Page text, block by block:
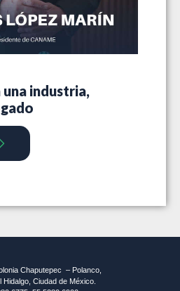
industria,
Chaputepec – Polanco,
Hidalgo, Ciudad de México.